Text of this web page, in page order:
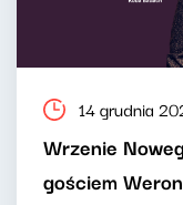
14 grudnia
Wrzenie
gościem